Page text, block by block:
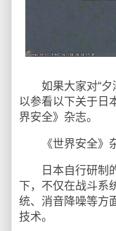
如果大家对“夕潮
以参看以下关于日
界安全》杂志。
《世界安全》杂
日本自行研制的
下，不仅在战斗系
统、消音降噪等方
技术。